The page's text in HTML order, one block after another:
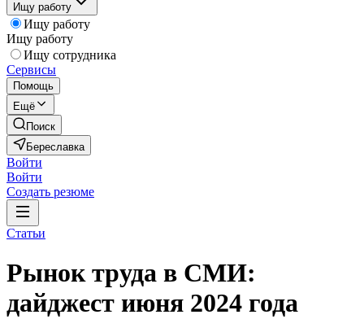
Ищу работу
Ищу работу
Ищу работу
Ищу сотрудника
Сервисы
Помощь
Ещё
Поиск
Береславка
Войти
Войти
Создать резюме
Статьи
Рынок труда в СМИ:
дайджест июня 2024 года